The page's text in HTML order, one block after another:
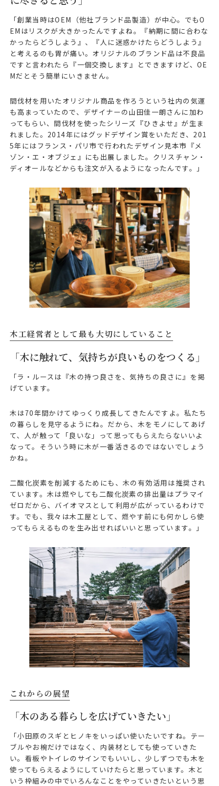
「創業当時はOEM（他社ブランド品製造）が中心。でもO
EMはリスクが大きかったんですよね。『納期に間に合わな
かったらどうしよう』、『人に迷惑かけたらどうしよう』
と考えるのも胃が痛い。オリジナルのブランド品は不良品
ですと言われたら『一個交換します』とできますけど、OE
Mだとそう簡単にいきません。
間伐材を用いたオリジナル商品を作ろうという社内の気運
も高まっていたので、デザイナーの山田佳一朗さんに加わ
ってもらい、間伐材を使ったシリーズ『ひきよせ』が生ま
れました。2014年にはグッドデザイン賞をいただき、201
5年にはフランス・パリ市で行われたデザイン見本市『メ
ゾン・エ・オブジェ』にも出展しました。クリスチャン・
ディオールなどからも注文が入るようになったんです。」
木工経営者として最も大切にしていること
「木に触れて、気持ちが良いものをつくる」
「ラ・ルースは『木の持つ良さを、気持ちの良さに』を掲
げています。
木は70年間かけてゆっくり成長してきたんですよ。私たち
の暮らしを見守るようにね。だから、木をモノにしてあげ
て、人が触って「良いな」って思ってもらえたらないいよ
なって。そういう時に木が一番活きるのではないでしょう
かね。
二酸化炭素を削減するためにも、木の有効活用は推奨され
ています。木は燃やしても二酸化炭素の排出量はプラマイ
ゼロだから、バイオマスとして利用が広がっているわけで
す。でも、我々は木工屋として、燃やす前にも何かしら使
ってもらえるものを生み出せればいいと思っています。」
これからの展望
「木のある暮らしを広げていきたい」
「小田原のスギとヒノキをいっぱい使いたいですね。テー
ブルやお椀だけではなく、内装材としても使っていきた
い。看板やトイレのサインでもいいし、少しずつでも木を
使ってもらえるようにしていけたらと思っています。木と
いう枠組みの中でいろんなことをやっていきたいという思